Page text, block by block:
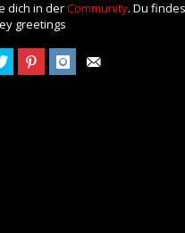
dich in derCommunity. Du
greetings